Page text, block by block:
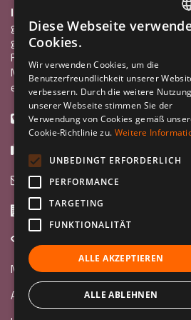
InCo – Verein für Interkulturelle
gemeinnütziger Verein, der 2004 von
gegründet wurde, die alle bereits
Freiwilligendienst oder ein
Mit InCo wollten sie anderen
eine ähnlich bereichernde Erfahrung im
+39 0461 984355
info@incoweb.org
Via G. Galilei, 24 38122 - Trento (TN)
Mach mit »
Au Pair
Diese Webseite
Cookies.
Wir verwenden Cookies, um die
Benutzerfreundlichkeit unserer
verbessern. Durch die weitere Nutzung
unserer Webseite stimmen Sie der
Verwendung von Cookies gemäß
Cookie-Richtlinie zu. Weitere
UNBEDINGT ERFORDERLICH
PERFORMANCE
TARGETING
FUNKTIONALITÄT
ALLE AKZEPTIEREN
ALLE ABLEHNEN